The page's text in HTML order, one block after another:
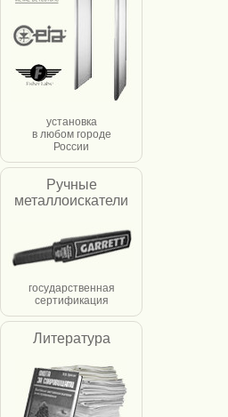
установка
в любом городе
России
Ручные
металлоискатели
государственная
сертификация
Литература